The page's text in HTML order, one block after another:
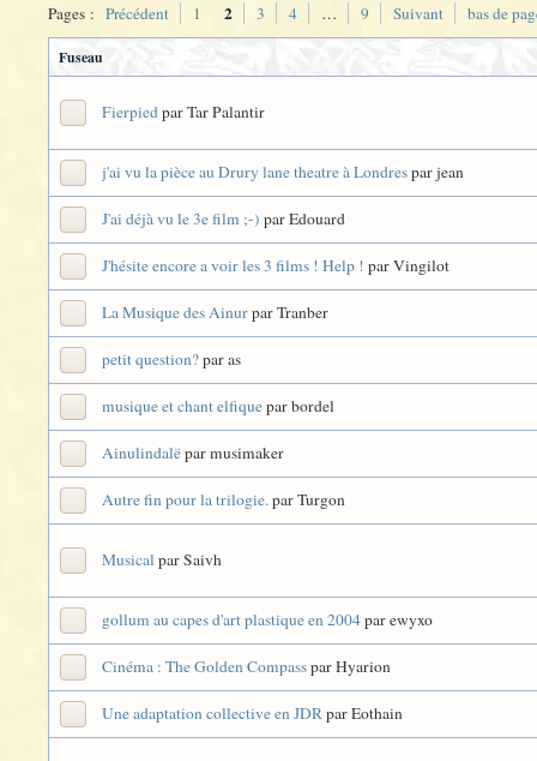
Pages : Précédent 1 2 3 4 … 9 Suivant bas de
Fuseau
Fierpiedpar Tar Palantir
j'ai vu la pièce au Drury lane theatre à Londrespar jean
J'ai déjà vu le 3e film ;-) par Edouard
J'hésite encore a voir les 3 films ! Help ! par Vingilot
La Musique des Ainurpar Tranber
petit question?par as
musique et chant elfiquepar bordel
Ainulindalëpar musimaker
Autre fin pour la trilogie.par Turgon
Musical par Saivh
gollum au capes d'art plastique en 2004par ewyxo
Cinéma : The Golden Compasspar Hyarion
Une adaptation collective en JDRpar Eothain